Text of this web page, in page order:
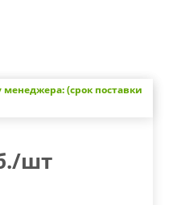
(срок поставки
/шт